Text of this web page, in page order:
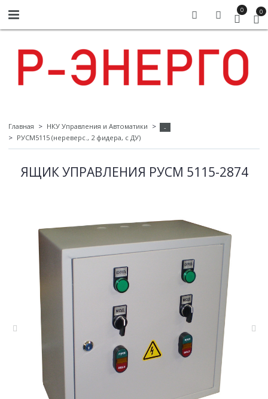
0 0
Главная НКУ Управления и Автоматики
-
РУСМ5115 (нереверс., 2 фидера, с ДУ)
ЯЩИК УПРАВЛЕНИЯ РУСМ 5115-2874